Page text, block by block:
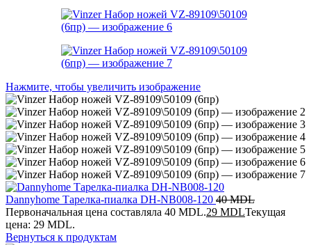
Нажмите, чтобы увеличить изображение
Dannyhome Тарелка-пиалка DH-NB008-120 40MDL
Первоначальная цена составляла 40 MDL.29 MDLТекущая
цена: 29 MDL.
Вернуться к продуктам